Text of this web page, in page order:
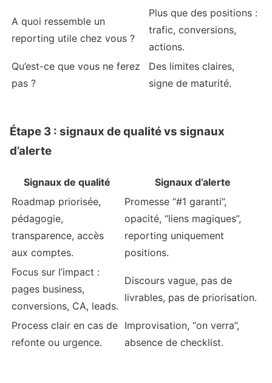
A quoi ressemble un
reporting utile chez vous ?
Plus que des positions :
trafic, conversions,
actions.
Qu’est-ce que vous ne ferez
pas ?
Des limites claires,
signe de maturité.
Étape 3 : signaux de qualité vs signaux
d’alerte
Signaux de qualité
Signaux d’alerte
Roadmap priorisée,
pédagogie,
transparence, accès
aux comptes.
Promesse “#1 garanti”,
opacité, “liens magiques”,
reporting uniquement
positions.
Focus sur l’impact :
pages business,
conversions, CA, leads.
Discours vague, pas de
livrables, pas de priorisation.
Process clair en cas de
refonte ou urgence.
Improvisation, “on verra”,
absence de checklist.